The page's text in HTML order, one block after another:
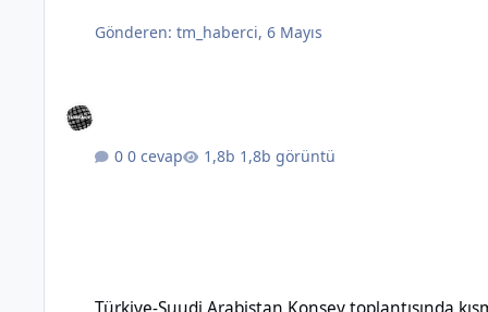
Gönderen:tm_haberci,6 Mayıs
0 cevap 1,8b görüntü